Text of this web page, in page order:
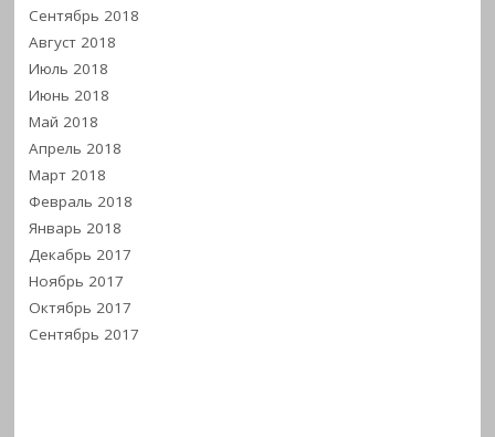
Сентябрь 2018
Август 2018
Июль 2018
Июнь 2018
Май 2018
Апрель 2018
Март 2018
Февраль 2018
Январь 2018
Декабрь 2017
Ноябрь 2017
Октябрь 2017
Сентябрь 2017